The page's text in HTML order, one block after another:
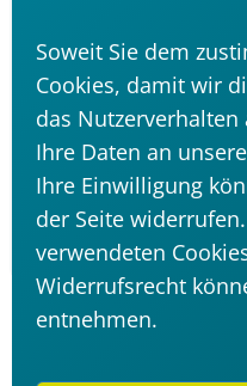
Soweit Sie dem
Cookies, damit wir
das
Ihre Daten an
Ihre Einwilligung
der Seite
verwendeten
Widerrufsrecht
entnehmen.
040 / 41 47 96 – 0
info@akademie-